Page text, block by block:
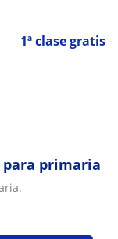
1ª clase gratis
para primaria